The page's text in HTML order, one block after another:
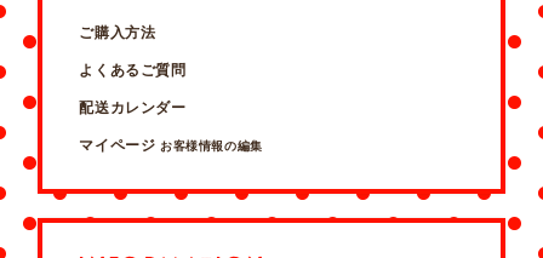
ご購入方法
よくあるご質問
配送カレンダー
マイページ お客様情報の編集